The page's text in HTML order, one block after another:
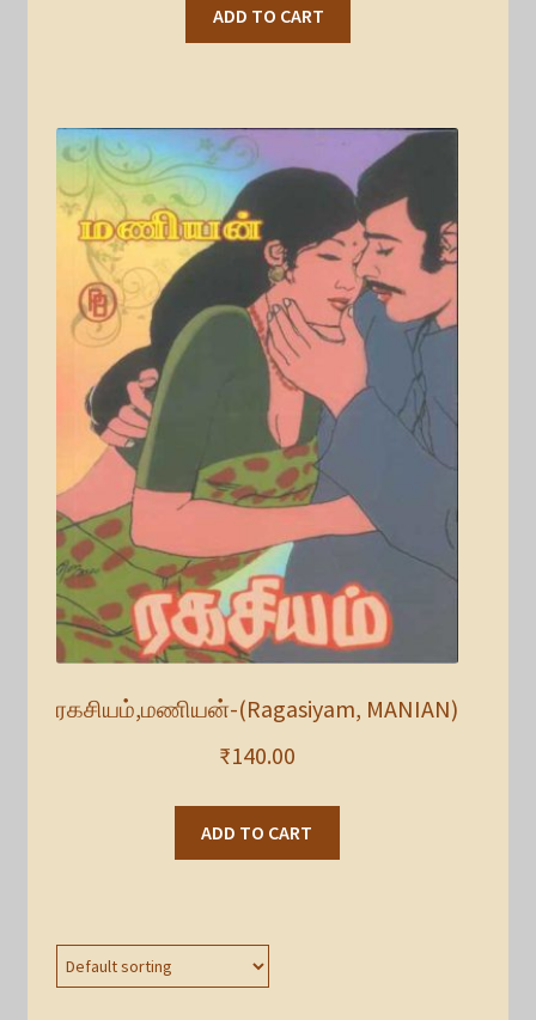
ADD TO CART
ரகசியம்,மணியன்-(Ragasiyam, MANIAN)
₹140.00
ADD TO CART